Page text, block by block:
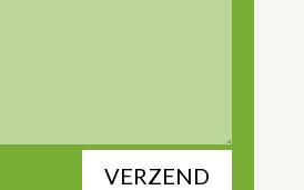
VERZEND